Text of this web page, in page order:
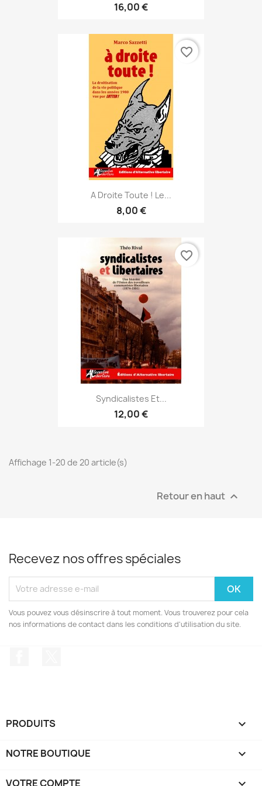
16,00 €
A Droite Toute ! Le...
8,00 €
favorite_border
Syndicalistes Et...
12,00 €
favorite_border
Affichage 1-20 de 20 article(s)
Retour en haut 
Recevez nos offres spéciales
Vous pouvez vous désinscrire à tout moment. Vous trouverez pour cela
nos informations de contact dans les conditions d'utilisation du site.
PRODUITS 
NOTRE BOUTIQUE 
VOTRE COMPTE